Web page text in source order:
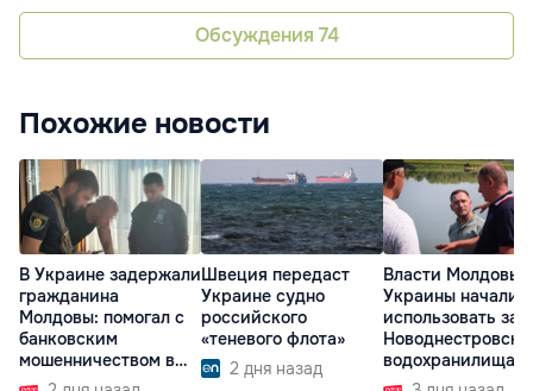
Обсуждения 74
Похожие новости
В Украине задержали
гражданина
Молдовы: помогал с
банковским
мошенничеством в
Чехии
Швеция передаст
Украине судно
российского
«теневого флота»
2 дня назад
Власти Молдовы
Украины начали
использовать
водохранилища